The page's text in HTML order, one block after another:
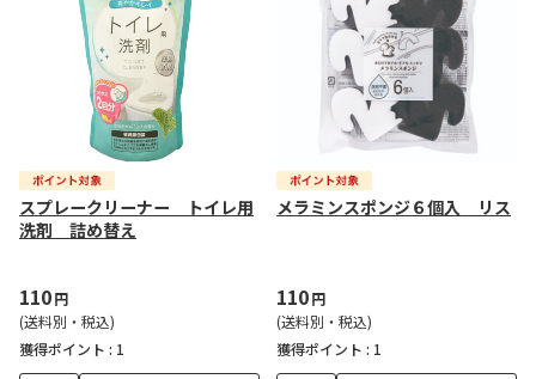
スプレークリーナー トイレ用
洗剤 詰め替え
110円
(送料別・税込)
獲得ポイント : 1
メラミンスポンジ６個入 リス
110円
(送料別・税込)
獲得ポイント : 1